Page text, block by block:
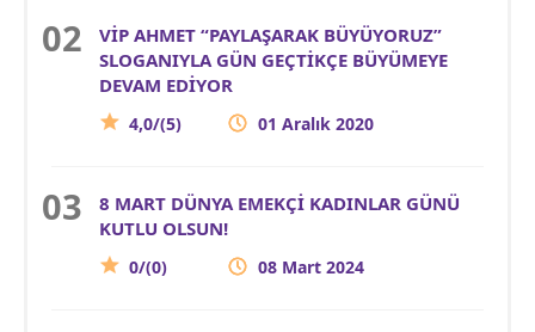
VİP AHMET “PAYLAŞARAK BÜYÜYORUZ”
SLOGANIYLA GÜN GEÇTİKÇE BÜYÜMEYE
DEVAM EDİYOR
4,0/(5) 01 Aralık 2020
8 MART DÜNYA EMEKÇİ KADINLAR GÜNÜ
KUTLU OLSUN!
0/(0) 08 Mart 2024